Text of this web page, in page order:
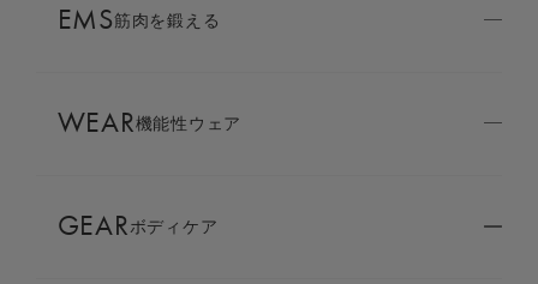
AMBASSADOR
SIXPAD APP
COLUMN
EMS筋肉を鍛える
WEAR機能性ウェア
GEARボディケア